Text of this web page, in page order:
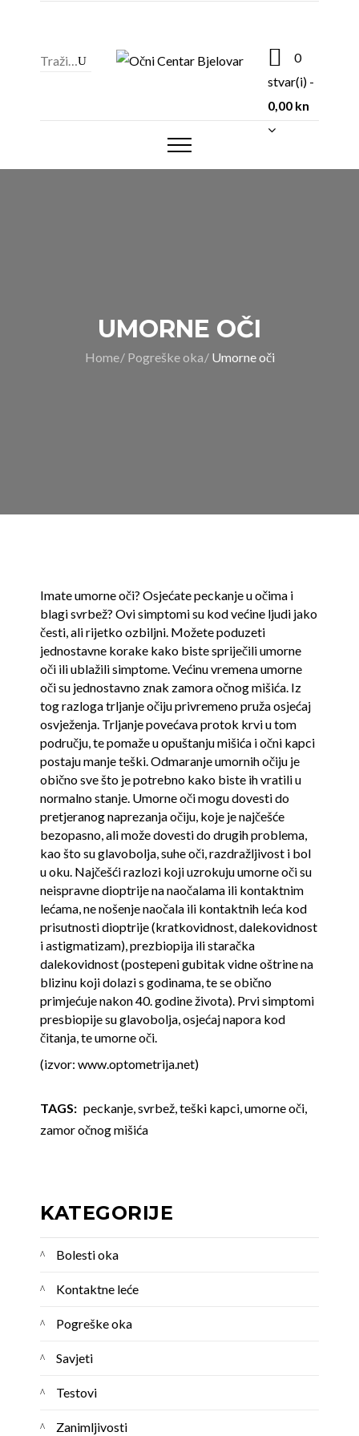
0
stvar(i) -
0,00 kn
UMORNE OČI
Home Pogreške oka Umorne oči
Imate umorne oči? Osjećate peckanje u očima i
blagi svrbež? Ovi simptomi su kod većine ljudi jako
česti, ali rijetko ozbiljni. Možete poduzeti
jednostavne korake kako biste spriječili umorne
oči ili ublažili simptome. Većinu vremena umorne
oči su jednostavno znak zamora očnog mišića. Iz
tog razloga trljanje očiju privremeno pruža osjećaj
osvježenja. Trljanje povećava protok krvi u tom
području, te pomaže u opuštanju mišića i očni kapci
postaju manje teški. Odmaranje umornih očiju je
obično sve što je potrebno kako biste ih vratili u
normalno stanje. Umorne oči mogu dovesti do
pretjeranog naprezanja očiju, koje je najčešće
bezopasno, ali može dovesti do drugih problema,
kao što su glavobolja, suhe oči, razdražljivost i bol
u oku. Najčešći razlozi koji uzrokuju umorne oči su
neispravne dioptrije na naočalama ili kontaktnim
lećama, ne nošenje naočala ili kontaktnih leća kod
prisutnosti dioptrije (kratkovidnost, dalekovidnost
i astigmatizam), prezbiopija ili staračka
dalekovidnost (postepeni gubitak vidne oštrine na
blizinu koji dolazi s godinama, te se obično
primjećuje nakon 40. godine života). Prvi simptomi
presbiopije su glavobolja, osjećaj napora kod
čitanja, te umorne oči.
(izvor: www.optometrija.net)
TAGS: peckanje,svrbež,teški kapci,umorne oči,
zamor očnog mišića
KATEGORIJE
Bolesti oka
Kontaktne leće
Pogreške oka
Savjeti
Testovi
Zanimljivosti